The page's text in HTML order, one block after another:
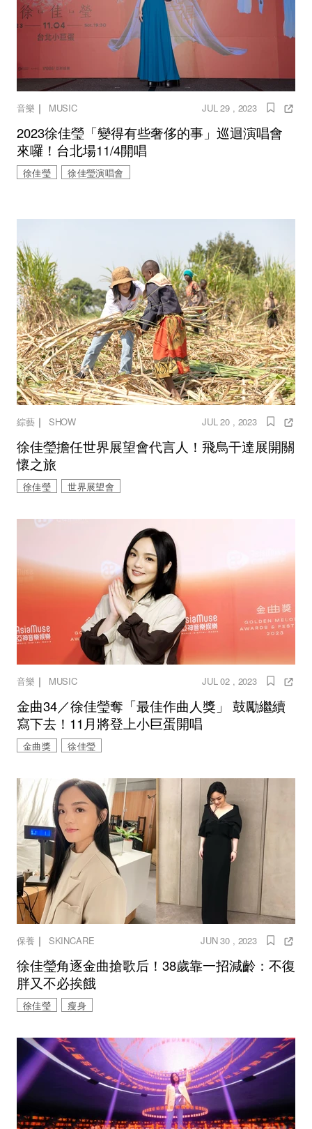
音樂 ｜ MUSIC JUL 29 , 2023
2023徐佳瑩「變得有些奢侈的事」巡迴演唱會
來囉！台北場11/4開唱
徐佳瑩 徐佳瑩演唱會
綜藝｜ SHOW JUL 20 , 2023
徐佳瑩擔任世界展望會代言人！飛烏干達展開關
懷之旅
徐佳瑩 世界展望會
音樂 ｜ MUSIC JUL 02 , 2023
金曲34／徐佳瑩奪「最佳作曲人獎」 鼓勵繼續
寫下去！11月將登上小巨蛋開唱
金曲獎 徐佳瑩
保養 ｜ SKINCARE JUN 30 , 2023
徐佳瑩角逐金曲搶歌后！38歲靠一招減齡：不復
胖又不必挨餓
徐佳瑩 瘦身